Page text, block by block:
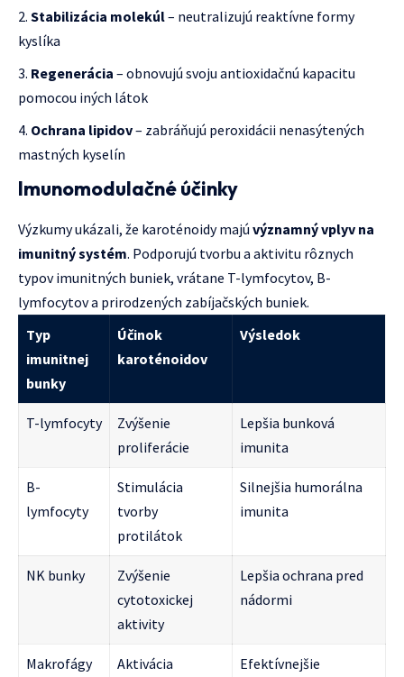
Stabilizácia molekúl– neutralizujú reaktívne formy
kyslíka
Regenerácia – obnovujú svoju antioxidačnú kapacitu
pomocou iných látok
Ochrana lipidov– zabráňujú peroxidácii nenasýtených
mastných kyselín
Imunomodulačné účinky
Výzkumy ukázali, že karoténoidy majú významný vplyv na
imunitný systém. Podporujú tvorbu a aktivitu rôznych
typov imunitných buniek, vrátane T-lymfocytov, B-
lymfocytov a prirodzených zabíjačských buniek.
Typ
imunitnej
bunky
Účinok
karoténoidov
Výsledok
T-lymfocyty
Zvýšenie
proliferácie
Lepšia bunková
imunita
B-
lymfocyty
Stimulácia
tvorby
protilátok
Silnejšia humorálna
imunita
NK bunky
Zvýšenie
cytotoxickej
aktivity
Lepšia ochrana pred
nádormi
Makrofágy
Aktivácia
Efektívnejšie